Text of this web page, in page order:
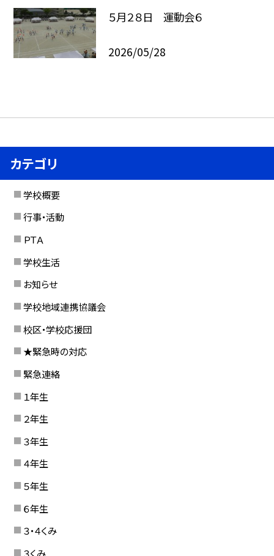
５月２８日 運動会６
2026/05/28
カテゴリ
学校概要
行事・活動
ＰＴＡ
学校生活
お知らせ
学校地域連携協議会
校区・学校応援団
★緊急時の対応
緊急連絡
１年生
２年生
３年生
４年生
５年生
６年生
３・４くみ
３くみ